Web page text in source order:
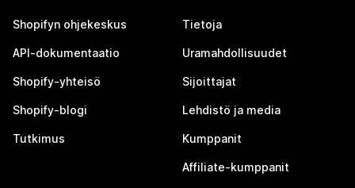
Shopifyn ohjekeskus
API-dokumentaatio
Shopify-yhteisö
Shopify-blogi
Tutkimus
Tietoja
Uramahdollisuudet
Sijoittajat
Lehdistö ja media
Kumppanit
Affiliate-kumppanit